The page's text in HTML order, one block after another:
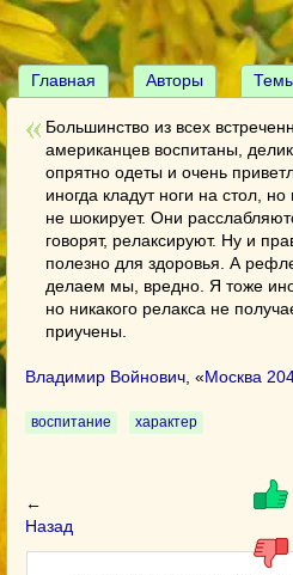
Главная Авторы
Большинство из всех
американцев воспитаны,
опрятно одеты и очень
иногда кладут ноги на стол,
не шокирует. Они
говорят, релаксируют. Ну и
полезно для здоровья. А
делаем мы, вредно. Я тоже
но никакого релакса не
приучены.
Владимир Войнович , «Москва
воспитание характер
←
Назад